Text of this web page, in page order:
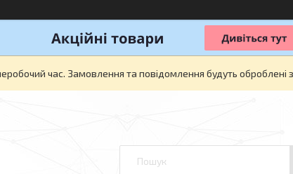
час. Замовлення та повідомлення будуть